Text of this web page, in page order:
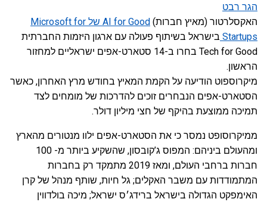
הגר רבט
האקסלרטור (מאיץ חברות)
AI for Good של Microsoft for
Startups בישראל בשיתוף פעולה עם ארגון היזמות החברתית
Tech for Good בחרו ב-14 סטארט-אפים ישראליים למחזור
הראשון.
מיקרוספוט הודיעה על הקמת המאיץ בחודש מרץ האחרון, כאשר
הסטארט-אפים הנבחרים זוכים להדרכות של מומחים לצד
תמיכה ממוצעת בהיקף של חצי מיליון דולר.
ממיקרוסופט נמסר כי את הסטארט-אפים ילוו מנטורים מהארץ
ומהעולם ביניהם: המפוס ג’קובסון, שהשקיע ביותר מ- 100
חברות ברחבי העולם, ומאז 2019 מתמקד רק בחברות
המתמודדות עם משבר האקלים; גל חיות, שותף מנהל של קרן
האימפקט הגדולה בישראל ברידג׳ס ישראל; מיכה בולדווין